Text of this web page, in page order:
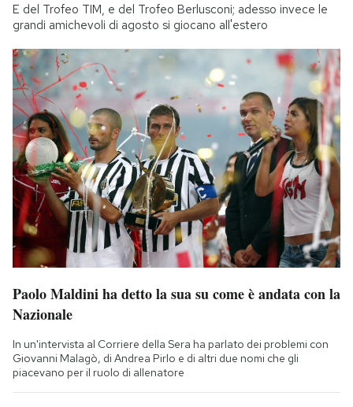
E del Trofeo TIM, e del Trofeo Berlusconi; adesso invece le
grandi amichevoli di agosto si giocano all'estero
Paolo Maldini ha detto la sua su come è andata con la
Nazionale
In un'intervista al Corriere della Sera ha parlato dei problemi con
Giovanni Malagò, di Andrea Pirlo e di altri due nomi che gli
piacevano per il ruolo di allenatore